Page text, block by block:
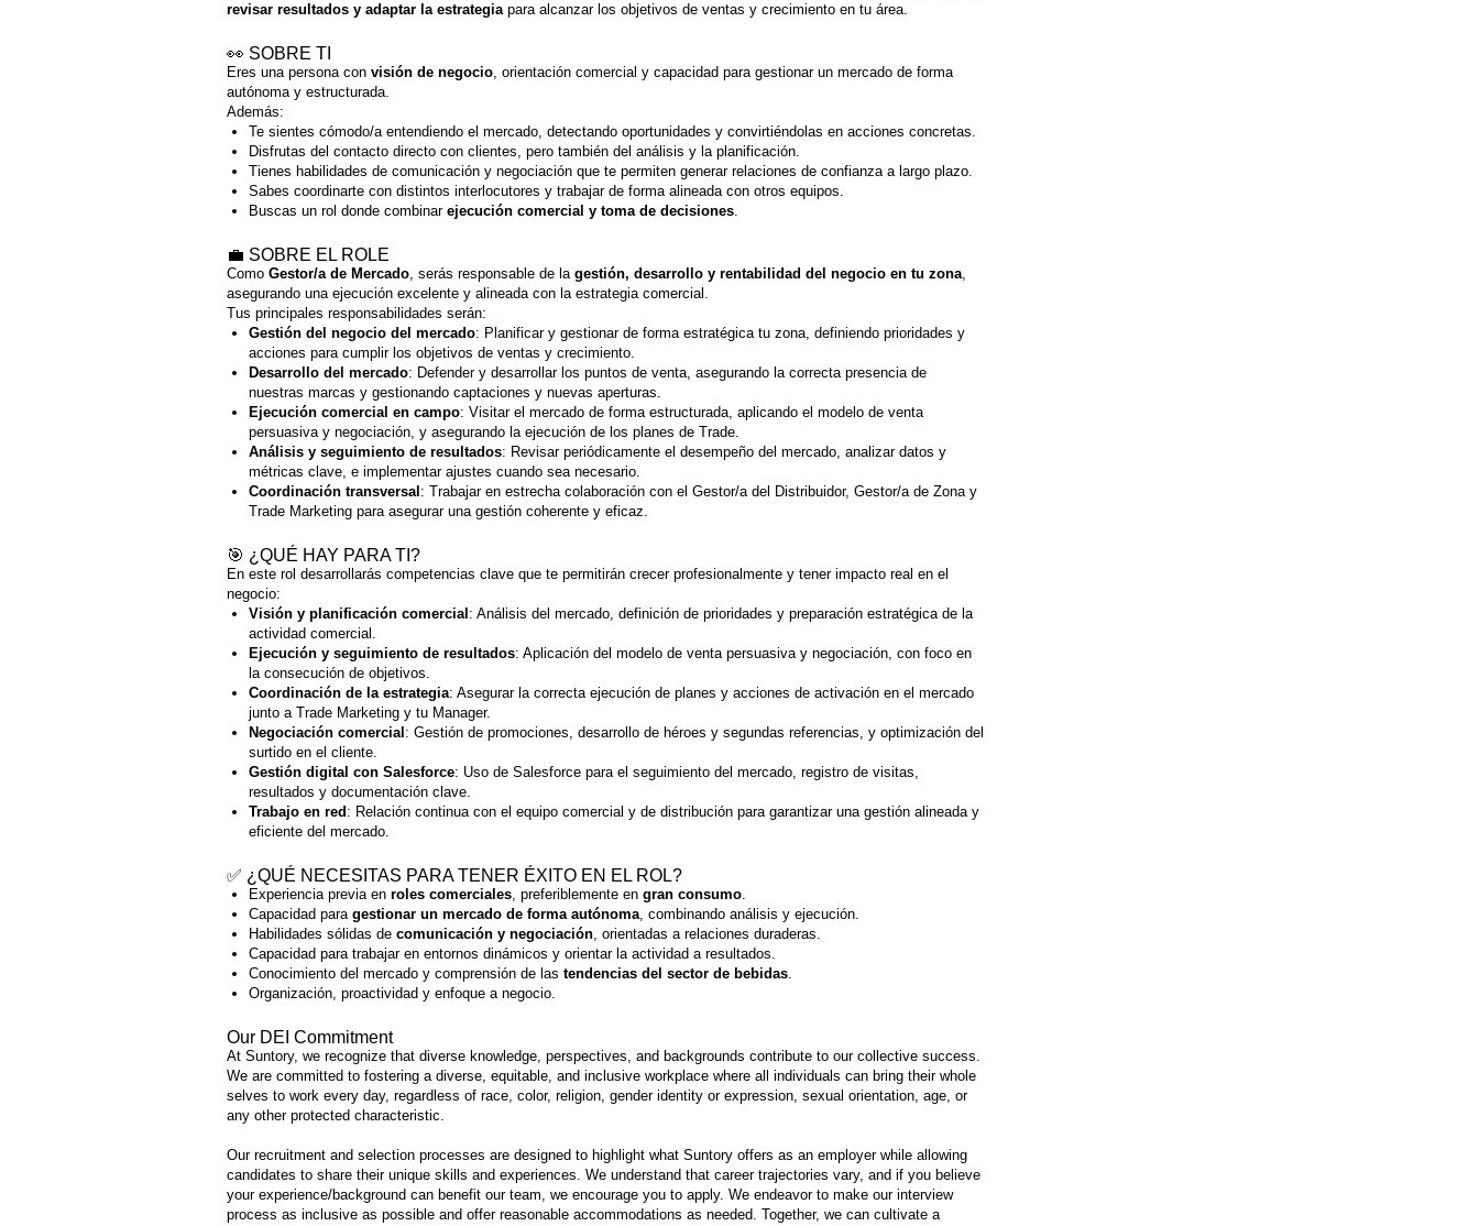
revisar resultados y adaptar la estrategiapara alcanzar los objetivos de ventas y crecimiento en tu área.
👀 SOBRE TI
Eres una persona con visión de negocio, orientación comercial y capacidad para gestionar un mercado de forma
autónoma y estructurada.
Además:
Te sientes cómodo/a entendiendo el mercado, detectando oportunidades y convirtiéndolas en acciones concretas.
Disfrutas del contacto directo con clientes, pero también del análisis y la planificación.
Tienes habilidades de comunicación y negociación que te permiten generar relaciones de confianza a largo plazo.
Sabes coordinarte con distintos interlocutores y trabajar de forma alineada con otros equipos.
Buscas un rol donde combinar ejecución comercial y toma de decisiones.
💼 SOBRE EL ROLE
Como Gestor/a de Mercado, serás responsable de la gestión, desarrollo y rentabilidad del negocio en tu zona,
asegurando una ejecución excelente y alineada con la estrategia comercial.
Tus principales responsabilidades serán:
Gestión del negocio del mercado: Planificar y gestionar de forma estratégica tu zona, definiendo prioridades y
acciones para cumplir los objetivos de ventas y crecimiento.
Desarrollo del mercado: Defender y desarrollar los puntos de venta, asegurando la correcta presencia de
nuestras marcas y gestionando captaciones y nuevas aperturas.
Ejecución comercial en campo: Visitar el mercado de forma estructurada, aplicando el modelo de venta
persuasiva y negociación, y asegurando la ejecución de los planes de Trade.
Análisis y seguimiento de resultados: Revisar periódicamente el desempeño del mercado, analizar datos y
métricas clave, e implementar ajustes cuando sea necesario.
Coordinación transversal : Trabajar en estrecha colaboración con el Gestor/a del Distribuidor, Gestor/a de Zona y
Trade Marketing para asegurar una gestión coherente y eficaz.
🎯 ¿QUÉ HAY PARA TI?
En este rol desarrollarás competencias clave que te permitirán crecer profesionalmente y tener impacto real en el
negocio:
Visión y planificación comercial : Análisis del mercado, definición de prioridades y preparación estratégica de la
actividad comercial.
Ejecución y seguimiento de resultados: Aplicación del modelo de venta persuasiva y negociación, con foco en
la consecución de objetivos.
Coordinación de la estrategia: Asegurar la correcta ejecución de planes y acciones de activación en el mercado
junto a Trade Marketing y tu Manager.
Negociación comercial : Gestión de promociones, desarrollo de héroes y segundas referencias, y optimización del
surtido en el cliente.
Gestión digital con Salesforce: Uso de Salesforce para el seguimiento del mercado, registro de visitas,
resultados y documentación clave.
Trabajo en red : Relación continua con el equipo comercial y de distribución para garantizar una gestión alineada y
eficiente del mercado.
✅ ¿QUÉ NECESITAS PARA TENER ÉXITO EN EL ROL?
Experiencia previa en roles comerciales, preferiblemente en gran consumo.
Capacidad para gestionar un mercado de forma autónoma, combinando análisis y ejecución.
Habilidades sólidas de comunicación y negociación, orientadas a relaciones duraderas.
Capacidad para trabajar en entornos dinámicos y orientar la actividad a resultados.
Conocimiento del mercado y comprensión de las tendencias del sector de bebidas.
Organización, proactividad y enfoque a negocio.
Our DEI Commitment
At Suntory, we recognize that diverse knowledge, perspectives, and backgrounds contribute to our collective success.
We are committed to fostering a diverse, equitable, and inclusive workplace where all individuals can bring their whole
selves to work every day, regardless of race, color, religion, gender identity or expression, sexual orientation, age, or
any other protected characteristic.
Our recruitment and selection processes are designed to highlight what Suntory offers as an employer while allowing
candidates to share their unique skills and experiences. We understand that career trajectories vary, and if you believe
your experience/background can benefit our team, we encourage you to apply. We endeavor to make our interview
process as inclusive as possible and offer reasonable accommodations as needed. Together, we can cultivate a